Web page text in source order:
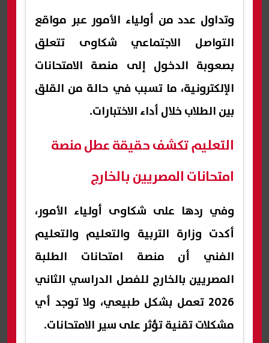
وتداول عدد من أولياء الأمور عبر مواقع
التواصل الاجتماعي شكاوى تتعلق
بصعوبة الدخول إلى منصة الامتحانات
الإلكترونية، ما تسبب في حالة من القلق
بين الطلاب خلال أداء الاختبارات.
التعليم تكشف حقيقة عطل منصة
امتحانات المصريين بالخارج
وفي ردها على شكاوى أولياء الأمور،
أكدت وزارة التربية والتعليم والتعليم
الفني أن منصة امتحانات الطلبة
المصريين بالخارج للفصل الدراسي الثاني
2026 تعمل بشكل طبيعي، ولا توجد أي
مشكلات تقنية تؤثر على سير الامتحانات.